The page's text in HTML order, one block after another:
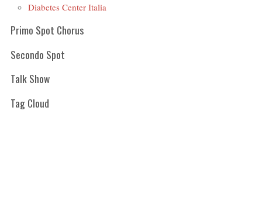
Diabetes Center Italia
Primo Spot Chorus
Secondo Spot
Talk Show
Tag Cloud